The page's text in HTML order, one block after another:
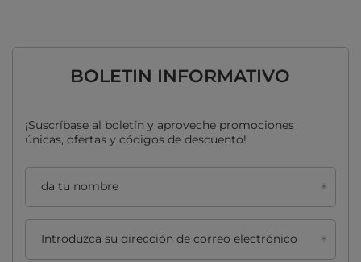
BOLETIN INFORMATIVO
¡Suscríbase al boletín y aproveche promociones
únicas, ofertas y códigos de descuento!
da tu nombre
Introduzca su dirección de correo electrónico